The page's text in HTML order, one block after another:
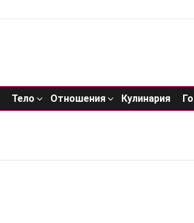
Тело Отношения Кулинария